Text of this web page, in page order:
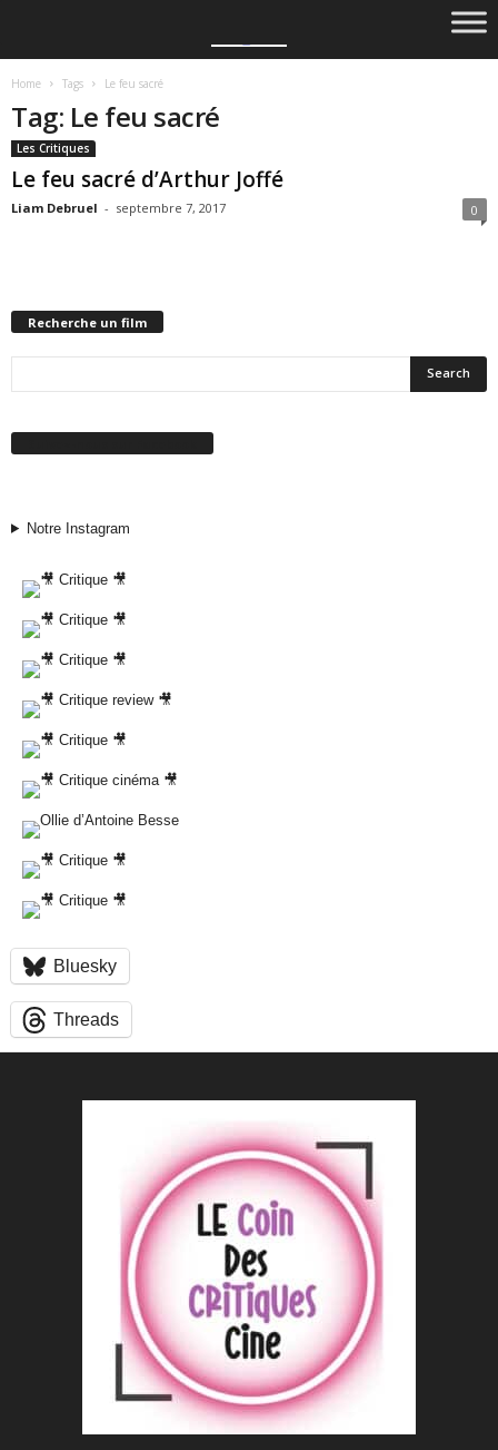
Home Tags Le feu sacré
Tag: Le feu sacré
Les Critiques
Le feu sacré d’Arthur Joffé
Liam Debruel - septembre 7, 2017 0
Recherche un film
Notre Instagram
Bluesky
Threads